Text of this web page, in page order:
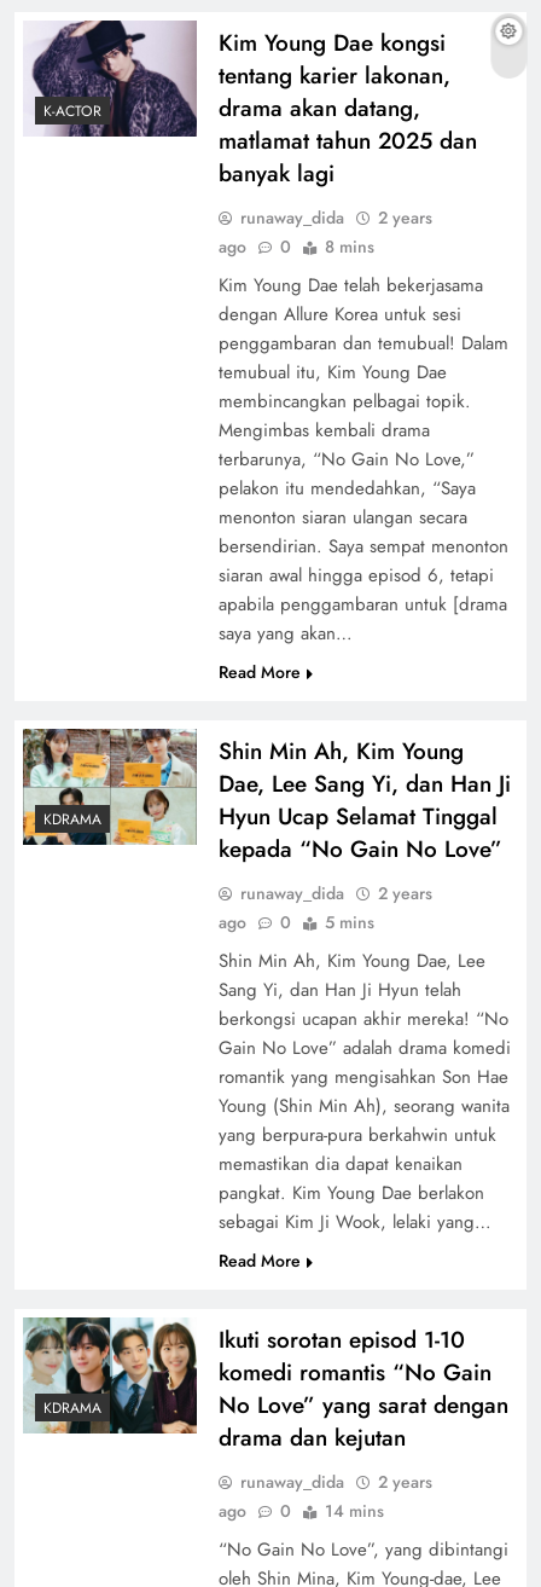
K-ACTOR
Kim Young Dae kongsi
tentang karier lakonan,
drama akan datang,
matlamat tahun 2025 dan
banyak lagi
runaway_dida
2 years
ago
0 8 mins
Kim Young Dae telah bekerjasama
dengan Allure Korea untuk sesi
penggambaran dan temubual! Dalam
temubual itu, Kim Young Dae
membincangkan pelbagai topik.
Mengimbas kembali drama
terbarunya, “No Gain No Love,”
pelakon itu mendedahkan, “Saya
menonton siaran ulangan secara
bersendirian. Saya sempat menonton
siaran awal hingga episod 6, tetapi
apabila penggambaran untuk [drama
saya yang akan…
Read More
KDRAMA
Shin Min Ah, Kim Young
Dae, Lee Sang Yi, dan Han Ji
Hyun Ucap Selamat Tinggal
kepada “No Gain No Love”
runaway_dida
2 years
ago
0 5 mins
Shin Min Ah, Kim Young Dae, Lee
Sang Yi, dan Han Ji Hyun telah
berkongsi ucapan akhir mereka! “No
Gain No Love” adalah drama komedi
romantik yang mengisahkan Son Hae
Young (Shin Min Ah), seorang wanita
yang berpura-pura berkahwin untuk
memastikan dia dapat kenaikan
pangkat. Kim Young Dae berlakon
sebagai Kim Ji Wook, lelaki yang…
Read More
KDRAMA
Ikuti sorotan episod 1-10
komedi romantis “No Gain
No Love” yang sarat dengan
drama dan kejutan
runaway_dida
2 years
ago
0 14 mins
“No Gain No Love”, yang dibintangi
oleh Shin Mina, Kim Young-dae, Lee